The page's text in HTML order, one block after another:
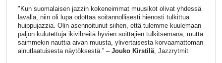
"Kun suomalaisen jazzin kokeneimmat muusikot olivat yhdessä
lavalla, niin oli lupa odottaa soitannollisesti hienosti tulkittua
huippujazzia. Olin asennoitunut siihen, että tulemme kuulemaan
paljon kulutettuja ikivihreitä hyvien soittajien tulkitsemana, mutta
saimmekin nauttia aivan muusta, ylivertaisesta korvaamattoman
ainutlaatuisesta näytöksestä.” – Jouko Kirstilä, Jazzrytmit